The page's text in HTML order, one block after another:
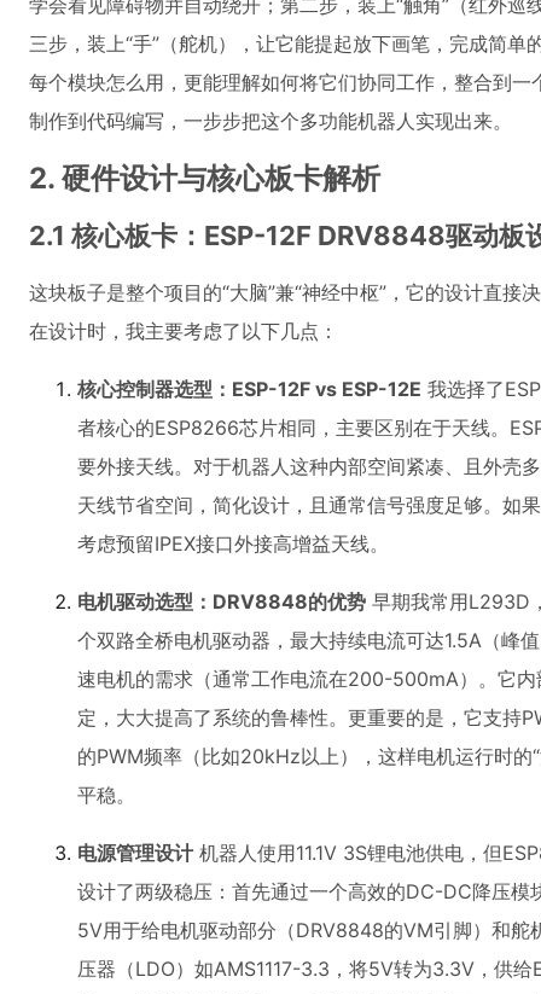
学会看见障碍物并自动绕开；第二步，装上“触角”（红外
三步，装上“手”（舵机），让它能提起放下画笔，完成简
每个模块怎么用，更能理解如何将它们协同工作，整合到
制作到代码编写，一步步把这个多功能机器人实现出来。
2. 硬件设计与核心板卡解析
2.1 核心板卡：ESP-12F DRV8848驱动板
这块板子是整个项目的“大脑”兼“神经中枢”，它的设计直接
在设计时，我主要考虑了以下几点：
核心控制器选型：ESP-12F vs ESP-12E 我选择了
者核心的ESP8266芯片相同，主要区别在于天线。
要外接天线。对于机器人这种内部空间紧凑、且外壳
天线节省空间，简化设计，且通常信号强度足够。如
考虑预留IPEX接口外接高增益天线。
电机驱动选型：DRV8848的优势 早期我常用L293D
个双路全桥电机驱动器，最大持续电流可达1.5A（峰
速电机的需求（通常工作电流在200-500mA）。它
定，大大提高了系统的鲁棒性。更重要的是，它支持
的PWM频率（比如20kHz以上），这样电机运行时的
平稳。
电源管理设计机器人使用11.1V 3S锂电池供电，但
设计了两级稳压：首先通过一个高效的DC-DC降压模
5V用于给电机驱动部分（DRV8848的VM引脚）和舵
压器（LDO）如AMS1117-3.3，将5V转为3.3V，供